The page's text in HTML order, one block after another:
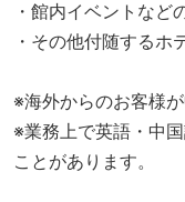
・館内イベントな
・その他付随するホ
※海外からのお客様
※業務上で英語・中
ことがあります。